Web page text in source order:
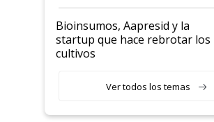
Bioinsumos, Aapresid y la
startup que hace rebrotar los
cultivos
Ver todos los temas